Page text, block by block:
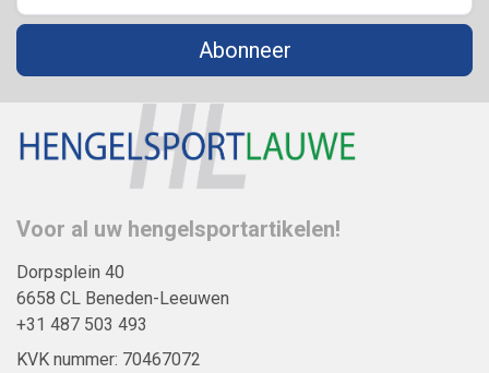
Abonneer
Voor al uw hengelsportartikelen!
Dorpsplein 40
6658 CL Beneden-Leeuwen
+31 487 503 493
KVK nummer: 70467072